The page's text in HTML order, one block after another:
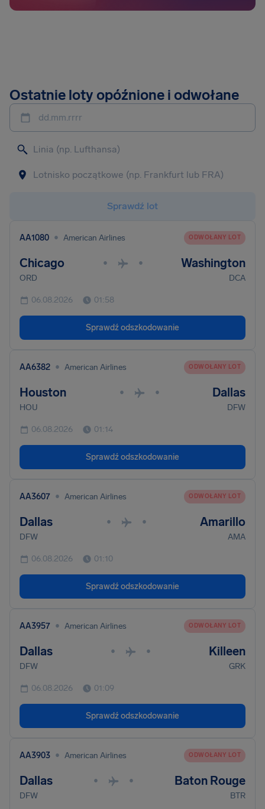
Ostatnie loty opóźnione i odwołane
dd.mm.rrrr
Sprawdź lot
AA1080 • American Airlines ODWOŁANY LOT
Chicago • • Washington
ORD DCA
06.08.2026 01:58
Sprawdź odszkodowanie
AA6382 • American Airlines ODWOŁANY LOT
Houston • • Dallas
HOU DFW
06.08.2026 01:14
Sprawdź odszkodowanie
AA3607 • American Airlines ODWOŁANY LOT
Dallas • • Amarillo
DFW AMA
06.08.2026 01:10
Sprawdź odszkodowanie
AA3957 • American Airlines ODWOŁANY LOT
Dallas • • Killeen
DFW GRK
06.08.2026 01:09
Sprawdź odszkodowanie
AA3903 • American Airlines ODWOŁANY LOT
Dallas • • Baton Rouge
DFW BTR